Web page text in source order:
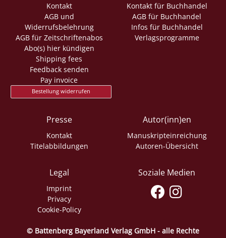
Kontakt
AGB und
Widerrufsbelehrung
AGB für Zeitschriftenabos
Abo(s) hier kündigen
Shipping fees
Feedback senden
Pay invoice
Bestellung widerrufen
Kontakt für Buchhandel
AGB für Buchhandel
Infos für Buchhandel
Verlagsprogramme
Presse
Kontakt
Titelabbildungen
Autor(inn)en
Manuskripteinreichung
Autoren-Übersicht
Legal
Imprint
Privacy
Cookie-Policy
Soziale Medien
© Battenberg Bayerland Verlag GmbH - alle Rechte